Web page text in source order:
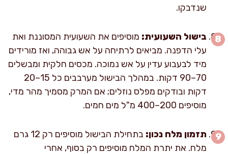
שנדבקו.
בישול השעועית: מוסיפים את השעועית המסוננת ואת
עלי הדפנה. מביאים לרתיחה על אש גבוהה, ואז מורידים
מיד לבעבוע עדין על אש נמוכה. מכסים חלקית ומבשלים
70–90 דקות. במהלך הבישול מערבבים כל 15–20
דקות ובודקים מפלס נוזלים; אם המרק מסמיך מהר מדי,
מוסיפים 200–400 מ"ל מים חמים.
תזמון מלח נכון:
בתחילת הבישול מוסיפים רק 12 גרם
מלח. את יתרת המלח מוסיפים רק בסוף, אחרי